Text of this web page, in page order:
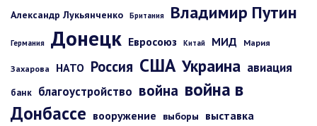
Александр Лукьянченко Британия Владимир Путин
Германия Донецк Евросоюз Китай МИД Мария
Захарова НАТО Россия США Украина авиация
банк благоустройство война война в
Донбассе вооружение выборы выставка